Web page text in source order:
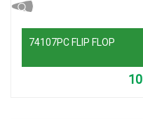
74107PC FLIP FLOP